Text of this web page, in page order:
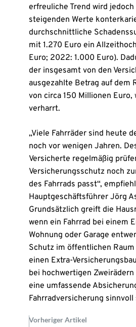
erfreuliche Trend wird
steigenden Werte
durchschnittliche
mit 1.270 Euro ein
Euro; 2022: 1.000 Euro).
der insgesamt von den
ausgezahlte Betrag auf dem
von circa 150 Millionen
verharrt.
„Viele Fahrräder sind heute
noch vor wenigen Jahren.
Versicherte regelmäßig
Versicherungsschutz noch
des Fahrrads passt“,
Hauptgeschäftsführer Jörg
Grundsätzlich greift die
wenn ein Fahrrad bei einem
Wohnung oder Garage
Schutz im öffentlichen
einen Extra-
bei hochwertigen
eine umfassende
Fahrradversicherung sinnvoll
Vorheriger Artikel